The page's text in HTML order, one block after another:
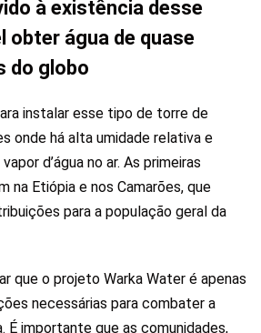
à existência desse
obter água de quase
do globo
instalar esse tipo de torre de
onde há alta umidade relativa e
d’água no ar. As primeiras
na Etiópia e nos Camarões, que
para a população geral da
que o projeto Warka Water é apenas
necessárias para combater a
É importante que as comunidades,